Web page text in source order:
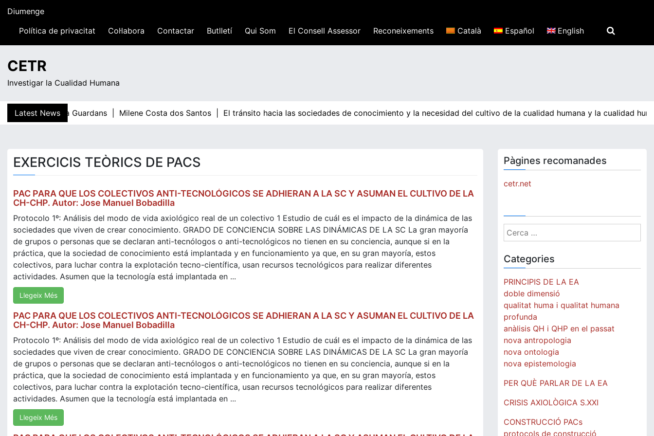
content
Diumenge
14:00Política de privacitat Col·labora Contactar Butlletí Qui Som El Consell Assessor Reconeixements Català Español English
CETR
Investigar la Cualidad Humana
Latest NewsTeresa Guardans | Milene Costa dos Santos | El tránsito hacia las sociedades de conocimiento y la necesidad del cultivo de la cualidad humana y la cualidad
EXERCICIS TEÒRICS DE PACS
PAC PARA QUE LOS COLECTIVOS ANTI-TECNOLÓGICOS SE ADHIERAN A LA SC Y ASUMAN EL CULTIVO DE LA
CH-CHP. Autor: Jose Manuel Bobadilla
Protocolo 1º: Análisis del modo de vida axiológico real de un colectivo 1 Estudio de cuál es el impacto de la dinámica de las
sociedades que viven de crear conocimiento. GRADO DE CONCIENCIA SOBRE LAS DINÁMICAS DE LA SC La gran mayoría
de grupos o personas que se declaran anti-tecnólogos o anti-tecnológicos no tienen en su conciencia, aunque si en la
práctica, que la sociedad de conocimiento está implantada y en funcionamiento ya que, en su gran mayoría, estos
colectivos, para luchar contra la explotación tecno-científica, usan recursos tecnológicos para realizar diferentes
actividades. Asumen que la tecnología está implantada en ...
Llegeix Més
PAC PARA QUE LOS COLECTIVOS ANTI-TECNOLÓGICOS SE ADHIERAN A LA SC Y ASUMAN EL CULTIVO DE LA
CH-CHP. Autor: Jose Manuel Bobadilla
Protocolo 1º: Análisis del modo de vida axiológico real de un colectivo 1 Estudio de cuál es el impacto de la dinámica de las
sociedades que viven de crear conocimiento. GRADO DE CONCIENCIA SOBRE LAS DINÁMICAS DE LA SC La gran mayoría
de grupos o personas que se declaran anti-tecnólogos o anti-tecnológicos no tienen en su conciencia, aunque si en la
práctica, que la sociedad de conocimiento está implantada y en funcionamiento ya que, en su gran mayoría, estos
colectivos, para luchar contra la explotación tecno-científica, usan recursos tecnológicos para realizar diferentes
actividades. Asumen que la tecnología está implantada en ...
Llegeix Més
Pàgines recomanades
cetr.net
Cerca:
Categories
PRINCIPIS DE LA EA
doble dimensió
qualitat huma i qualitat humana
profunda
anàlisis QH i QHP en el passat
nova antropologia
nova ontologia
nova epistemologia
PER QUÈ PARLAR DE LA EA
CRISIS AXIOLÒGICA S.XXI
CONSTRUCCIÓ PACs
protocols de construcció